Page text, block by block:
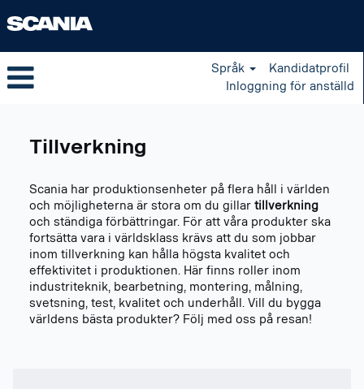
Språk
Kandidatprofil
Inloggning för anställd
Tillverkning
Scania har produktionsenheter på flera håll i världen
och möjligheterna är stora om du gillar tillverkning
och ständiga förbättringar. För att våra produkter ska
fortsätta vara i världsklass krävs att du som jobbar
inom tillverkning kan hålla högsta kvalitet och
effektivitet i produktionen. Här finns roller inom
industriteknik, bearbetning, montering, målning,
svetsning, test, kvalitet och underhåll. Vill du bygga
världens bästa produkter? Följ med oss på resan!